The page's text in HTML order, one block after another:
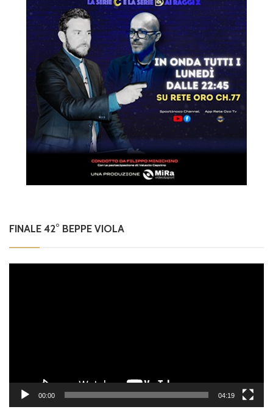
FINALE 42° BEPPE VIOLA
00:00 04:19